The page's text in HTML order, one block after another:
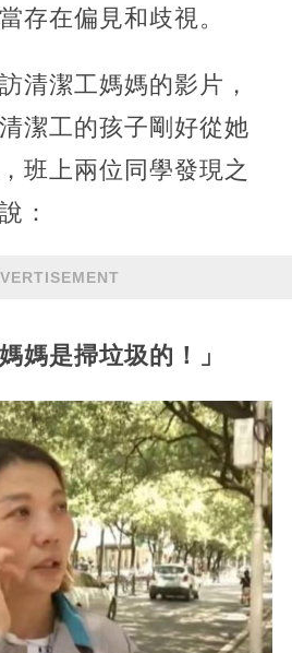
存在偏見和歧視。
清潔工媽媽的影片，
潔工的孩子剛好從她
班上兩位同學發現之
：
媽是掃垃圾的！」